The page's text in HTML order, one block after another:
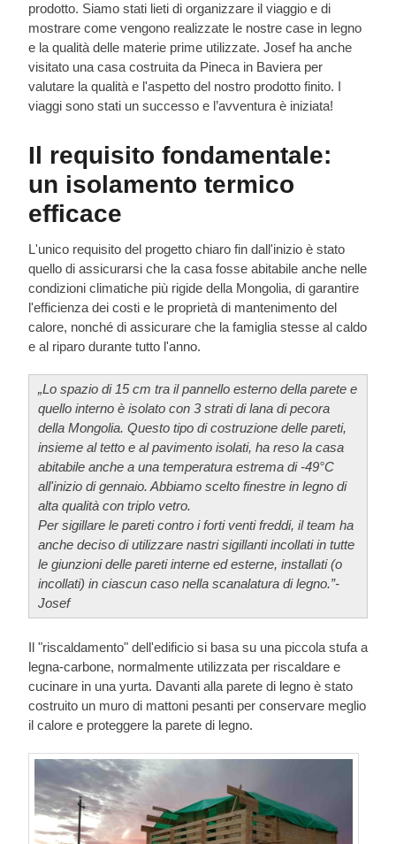
prodotto. Siamo stati lieti di organizzare il viaggio e di
mostrare come vengono realizzate le nostre case in legno
e la qualità delle materie prime utilizzate. Josef ha anche
visitato una casa costruita da Pineca in Baviera per
valutare la qualità e l'aspetto del nostro prodotto finito. I
viaggi sono stati un successo e l’avventura è iniziata!
Il requisito fondamentale:
un isolamento termico
efficace
L'unico requisito del progetto chiaro fin dall'inizio è stato
quello di assicurarsi che la casa fosse abitabile anche nelle
condizioni climatiche più rigide della Mongolia, di garantire
l'efficienza dei costi e le proprietà di mantenimento del
calore, nonché di assicurare che la famiglia stesse al caldo
e al riparo durante tutto l'anno.
„Lo spazio di 15 cm tra il pannello esterno della parete e
quello interno è isolato con 3 strati di lana di pecora
della Mongolia. Questo tipo di costruzione delle pareti,
insieme al tetto e al pavimento isolati, ha reso la casa
abitabile anche a una temperatura estrema di -49°C
all'inizio di gennaio. Abbiamo scelto finestre in legno di
alta qualità con triplo vetro.
Per sigillare le pareti contro i forti venti freddi, il team ha
anche deciso di utilizzare nastri sigillanti incollati in tutte
le giunzioni delle pareti interne ed esterne, installati (o
incollati) in ciascun caso nella scanalatura di legno.”-
Josef
Il "riscaldamento" dell'edificio si basa su una piccola stufa a
legna-carbone, normalmente utilizzata per riscaldare e
cucinare in una yurta. Davanti alla parete di legno è stato
costruito un muro di mattoni pesanti per conservare meglio
il calore e proteggere la parete di legno.